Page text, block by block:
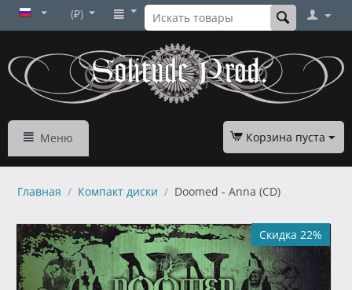
(₽)
Меню Корзина пуста
Главная / Компакт диски / Doomed - Anna (CD)
Скидка 22%